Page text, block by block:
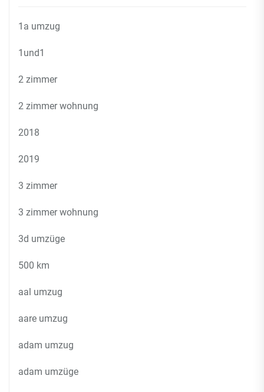
1a umzug
1und1
2 zimmer
2 zimmer wohnung
2018
2019
3 zimmer
3 zimmer wohnung
3d umzüge
500 km
aal umzug
aare umzug
adam umzug
adam umzüge